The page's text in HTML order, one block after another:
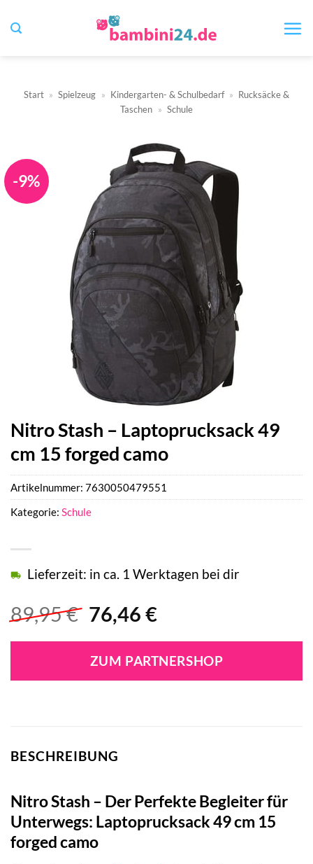
Inhalt
Start » Spielzeug » Kindergarten- & Schulbedarf » Rucksäcke &
Taschen » Schule
-9%
Nitro Stash – Laptoprucksack 49
cm 15 forged camo
89,95€ Ursprünglicher
war:
89,95 €
76,46 €Aktueller
ist:
76,46 €.
Lieferzeit: in ca. 1 Werktagen bei dir
ZUM PARTNERSHOP
Artikelnummer: 7630050479551
Kategorie: Schule
BESCHREIBUNG
Nitro Stash – Der Perfekte Begleiter für
Unterwegs: Laptoprucksack 49 cm 15
forged camo